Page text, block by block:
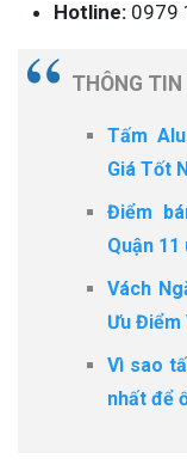
Hotline: 0979
THÔNG TIN
Tấm
Giá Tốt
Điểm
Quận
Vách
Ưu
Vì sao
nhất để